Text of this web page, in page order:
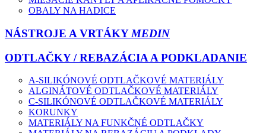
OBALY NA HADICE
NÁSTROJE A VRTÁKY MEDIN
ODTLAČKY / REBAZÁCIA A PODKLADANIE
A-SILIKÓNOVÉ ODTLAČKOVÉ MATERIÁLY
ALGINÁTOVÉ ODTLAČKOVÉ MATERIÁLY
C-SILIKÓNOVÉ ODTLAČKOVÉ MATERIÁLY
KORUNKY
MATERIÁLY NA FUNKČNÉ ODTLAČKY